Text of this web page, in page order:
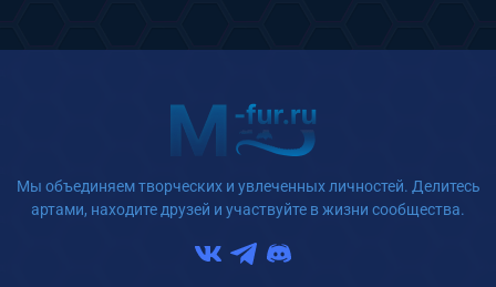
Мы объединяем творческих и увлеченных личностей. Делитесь
артами, находите друзей и участвуйте в жизни сообщества.